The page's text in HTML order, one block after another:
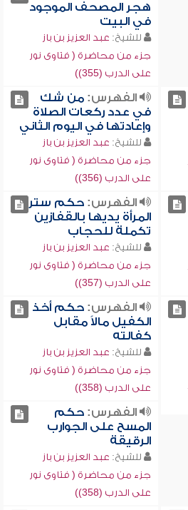
هجر المصحف الموجود
في البيت
للشيخ: عبد العزيز بن باز
جزء من محاضرة ( فتاوى نور
على الدرب (355))
الفهرس:من شك
في عدد ركعات الصلاة
وإعادتها في اليوم الثاني
للشيخ: عبد العزيز بن باز
جزء من محاضرة ( فتاوى نور
على الدرب (356))
الفهرس:حكم ستر
المرأة يديها بالقفازين
تكملة للحجاب
للشيخ: عبد العزيز بن باز
جزء من محاضرة ( فتاوى نور
على الدرب (357))
الفهرس:حكم أخذ
الكفيل مالاً مقابل
كفالته
للشيخ: عبد العزيز بن باز
جزء من محاضرة ( فتاوى نور
على الدرب (358))
الفهرس:حكم
المسح على الجوارب
الرقيقة
للشيخ: عبد العزيز بن باز
جزء من محاضرة ( فتاوى نور
على الدرب (358))